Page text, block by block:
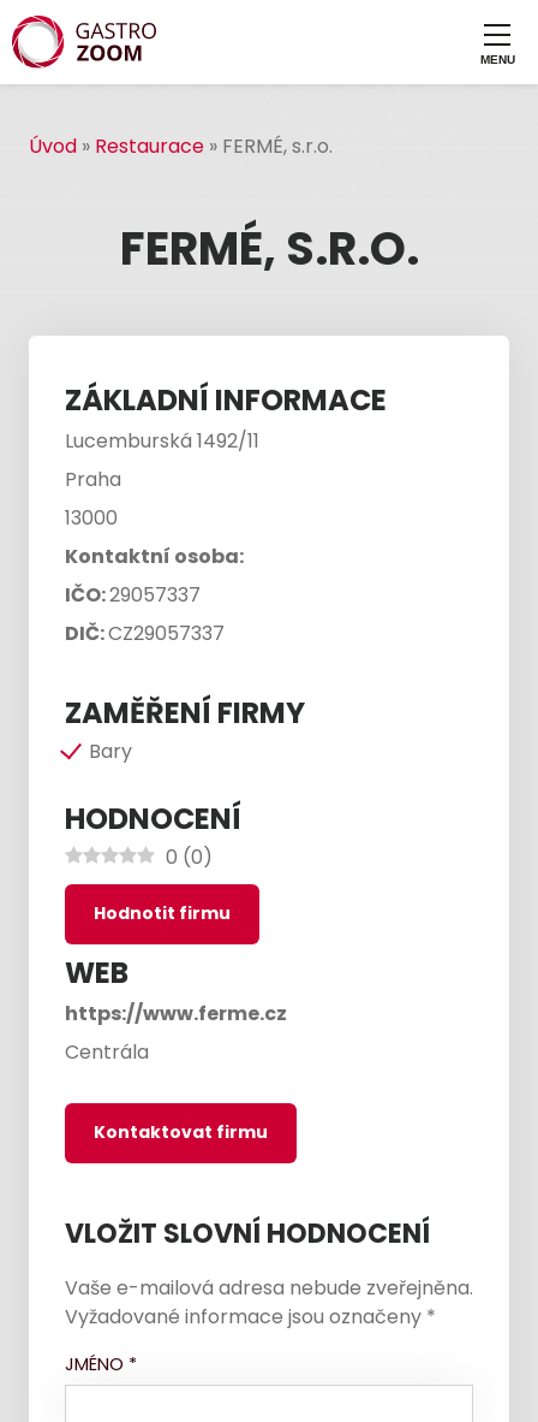
Úvod » Restaurace » FERMÉ, s.r.o.
FERMÉ, S.R.O.
ZÁKLADNÍ INFORMACE
Lucemburská 1492/11
Praha
13000
Kontaktní osoba:
IČO:29057337
DIČ:CZ29057337
ZAMĚŘENÍ FIRMY
Bary
HODNOCENÍ
0 (0)
Hodnotit firmu
WEB
https://www.ferme.cz
Centrála
Kontaktovat firmu
VLOŽIT SLOVNÍ HODNOCENÍ
Vaše e-mailová adresa nebude zveřejněna.
Vyžadované informace jsou označeny *
JMÉNO *